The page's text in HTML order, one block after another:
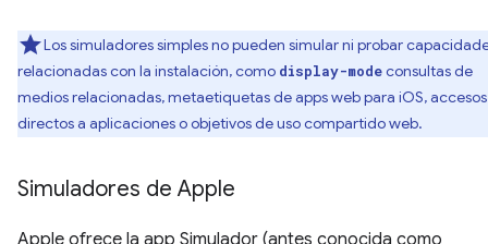
Los simuladores simples no pueden simular ni probar
relacionadas con la instalación, como display-modeconsultas de
medios relacionadas, metaetiquetas de apps web para iOS, accesos
directos a aplicaciones o objetivos de uso compartido web.
Simuladores de Apple